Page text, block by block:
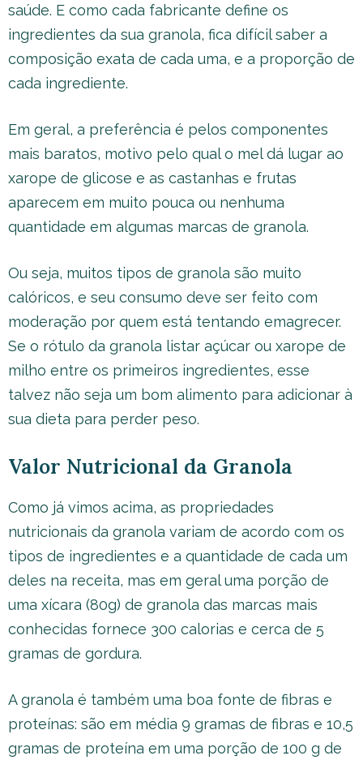
saúde. E como cada fabricante define os
ingredientes da sua granola, fica difícil saber a
composição exata de cada uma, e a proporção de
cada ingrediente.
Em geral, a preferência é pelos componentes
mais baratos, motivo pelo qual o mel dá lugar ao
xarope de glicose e as castanhas e frutas
aparecem em muito pouca ou nenhuma
quantidade em algumas marcas de granola.
Ou seja, muitos tipos de granola são muito
calóricos, e seu consumo deve ser feito com
moderação por quem está tentando emagrecer.
Se o rótulo da granola listar açúcar ou xarope de
milho entre os primeiros ingredientes, esse
talvez não seja um bom alimento para adicionar à
sua dieta para perder peso.
Valor Nutricional da Granola
Como já vimos acima, as propriedades
nutricionais da granola variam de acordo com os
tipos de ingredientes e a quantidade de cada um
deles na receita, mas em geral uma porção de
uma xícara (80g) de granola das marcas mais
conhecidas fornece 300 calorias e cerca de 5
gramas de gordura.
A granola é também uma boa fonte de fibras e
proteínas: são em média 9 gramas de fibras e 10,5
gramas de proteína em uma porção de 100 g de